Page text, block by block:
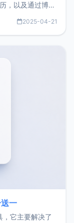
，以及通过博客
状。自我介绍大
2025-04-21
一
它主要解决了